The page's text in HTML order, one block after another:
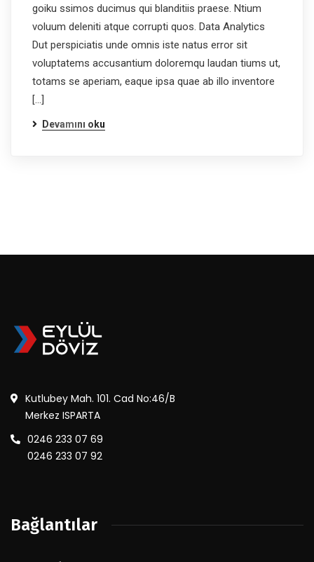
goiku ssimos ducimus qui blanditiis praese. Ntium
voluum deleniti atque corrupti quos. Data Analytics
Dut perspiciatis unde omnis iste natus error sit
voluptatems accusantium doloremqu laudan tiums ut,
totams se aperiam, eaque ipsa quae ab illo inventore
[…]
Devamını oku
Kutlubey Mah. 101. Cad No:46/B
Merkez ISPARTA
0246 233 07 69
0246 233 07 92
Bağlantılar